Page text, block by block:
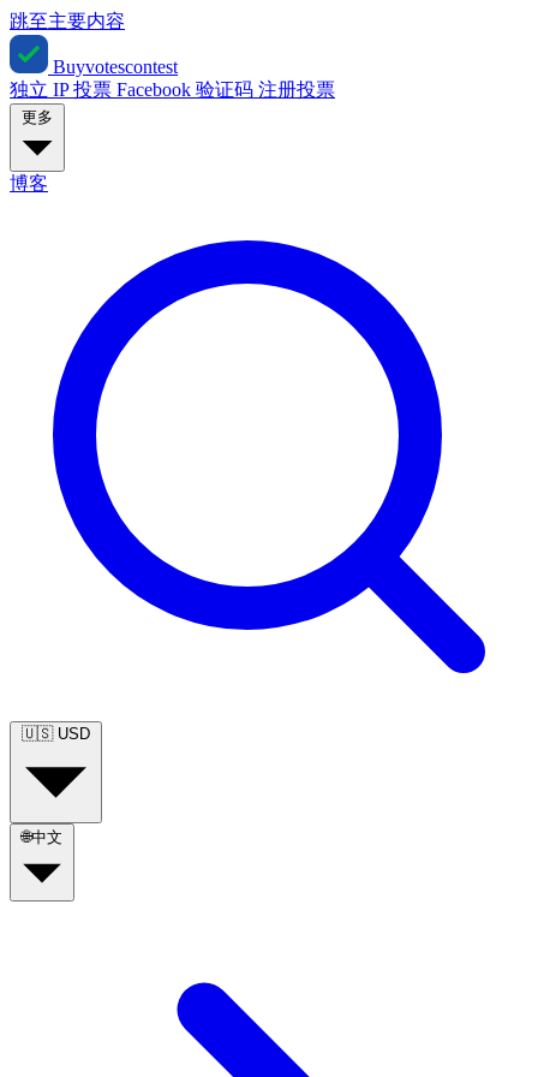
跳至主要内容
Buyvotescontest
独立 IP 投票 Facebook 验证码 注册投票
博客
🇺🇸 USD
🌐中文